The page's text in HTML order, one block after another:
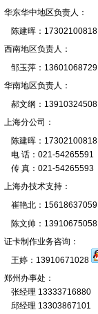
华东华中地区负责人：
陈建晖：17302100818
西南地区负责人：
邹玉萍：13601068729
华南地区负责人：
郝文纲：13910324508
上海分公司：
陈建晖：17302100818
电 话：021-54265591
传 真：021-54265593
上海办技术支持：
崔艳北：15618637059
陈文帅：13910675058
证卡制作业务咨询：
王婷：13910671028
郑州办事处：
张经理 13333716880
邱经理 13303867101